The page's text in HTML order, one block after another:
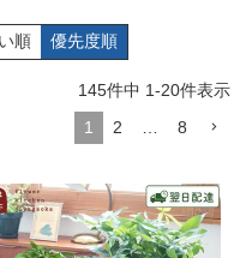
順 優先度順
145件中 1-20件表示
1
2 8